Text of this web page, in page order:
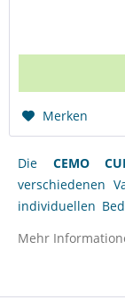
Merken
Die CEMO
verschiedenen
individuellen
Mehr